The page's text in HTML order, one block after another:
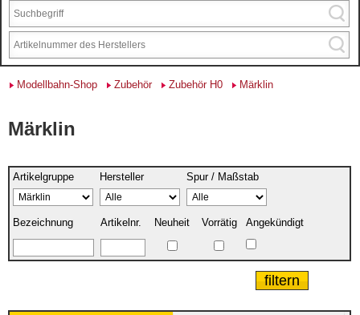
Modellbahn-Shop Zubehör Zubehör H0 Märklin
Märklin
Artikelgruppe Hersteller Spur / Maßstab
Bezeichnung Artikelnr. Neuheit Vorrätig Angekündigt